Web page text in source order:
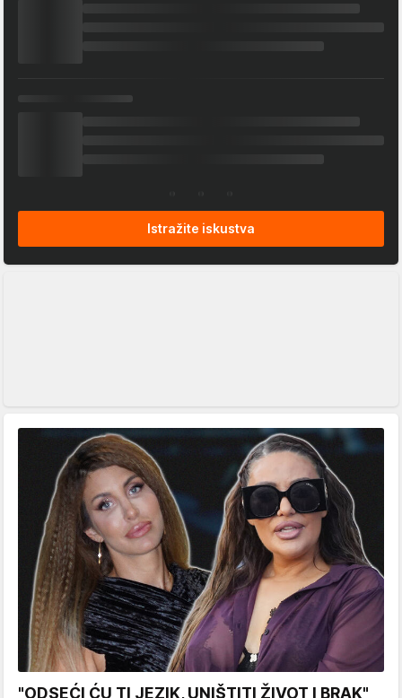
Istražite iskustva
"ODSEĆI ĆU TI JEZIK, UNIŠTITI ŽIVOT I BRAK"